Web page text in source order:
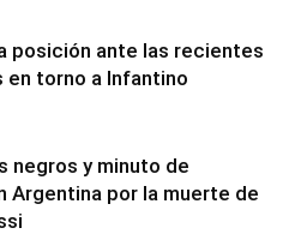
posición ante las recientes
en torno a Infantino
negros y minuto de
Argentina por la muerte de